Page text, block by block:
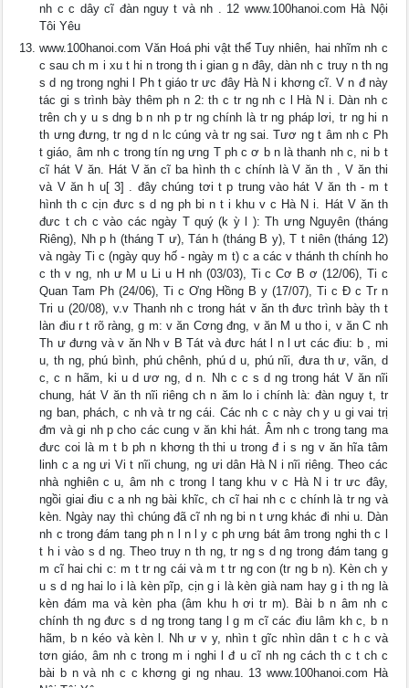
nh c c dây cĩ đàn nguy t và nh . 12 www.100hanoi.com Hà Nội
Tôi Yêu
www.100hanoi.com Văn Hoá phi vật thể Tuy nhiên, hai nhĩm nh c
c sau ch m i xu t hi n trong th i gian g n đây, dàn nh c truy n th ng
s d ng trong nghi l Ph t giáo tr ưc đây Hà N i khơng cĩ. V n đ này
tác gi s trình bày thêm ph n 2: th c tr ng nh c l Hà N i. Dàn nh c
trên ch y u s dng b n nh p tr ng chính là tr ng pháp lơi, tr ng hi n
th ưng đưng, tr ng d n lc cúng và tr ng sai. Tươ ng t âm nh c Ph
t giáo, âm nh c trong tín ng ưng T ph c ơ b n là thanh nh c, ni b t
cĩ hát V ăn. Hát V ăn cĩ ba hình th c chính là V ăn th , V ăn thi
và V ăn h u[ 3] . đây chúng tơi t p trung vào hát V ăn th - m t
hình th c cịn đưc s d ng ph bi n t i khu v c Hà N i. Hát V ăn th
đưc t ch c vào các ngày T quý (k ỳ l ): Th ưng Nguyên (tháng
Riêng), Nh p h (tháng T ư), Tán h (tháng B y), T t niên (tháng 12)
và ngày Ti c (ngày quy hố - ngày m t) c a các v thánh th chính ho
c th v ng, nh ư M u Li u H nh (03/03), Ti c Cơ B ơ (12/06), Ti c
Quan Tam Ph (24/06), Ti c Ơng Hồng B y (17/07), Ti c Đ c Tr n
Tri u (20/08), v.v Thanh nh c trong hát v ăn th đưc trình bày th t
làn điu r t rõ ràng, g m: v ăn Cơng đng, v ăn M u tho i, v ăn C nh
Th ư đưng và v ăn Nh v B Tát và đưc hát l n l ưt các điu: b , mi
u, th ng, phú bình, phú chênh, phú d u, phú nĩi, đưa th ư, vãn, d
c, c n hãm, ki u d ươ ng, d n. Nh c c s d ng trong hát V ăn nĩi
chung, hát V ăn th nĩi riêng ch n ăm lo i chính là: đàn nguy t, tr
ng ban, phách, c nh và tr ng cái. Các nh c c này ch y u gi vai trị
đm và gi nh p cho các cung v ăn khi hát. Âm nh c trong tang ma
đưc coi là m t b ph n khơng th thi u trong đ i s ng v ăn hĩa tâm
linh c a ng ưi Vi t nĩi chung, ng ưi dân Hà N i nĩi riêng. Theo các
nhà nghiên c u, âm nh c trong l tang khu v c Hà N i tr ưc đây,
ngồi giai điu c a nh ng bài khĩc, ch cĩ hai nh c c chính là tr ng và
kèn. Ngày nay thì chúng đã cĩ nh ng bi n t ưng khác đi nhi u. Dàn
nh c trong đám tang ph n l n l y c ph ưng bát âm trong nghi th c l
t h i vào s d ng. Theo truy n th ng, tr ng s d ng trong đám tang g
m cĩ hai chi c: m t tr ng cái và m t tr ng con (tr ng b n). Kèn ch y
u s d ng hai lo i là kèn pĩp, cịn g i là kèn già nam hay g i th ng là
kèn đám ma và kèn pha (âm khu h ơi tr m). Bài b n âm nh c
chính th ng đưc s d ng trong tang l g m cĩ các điu lâm kh c, b n
hãm, b n kéo và kèn l. Nh ư v y, nhìn t gĩc nhìn dân t c h c và
tơn giáo, âm nh c trong m i nghi l đ u cĩ nh ng cách th c t ch c
bài b n và nh c c khơng gi ng nhau. 13 www.100hanoi.com Hà